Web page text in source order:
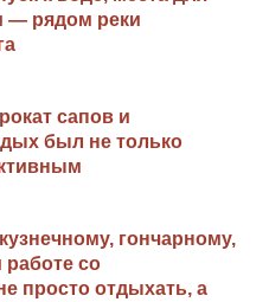
— рядом реки
сапов и
был не только
гончарному,
работе со
просто отдыхать, а